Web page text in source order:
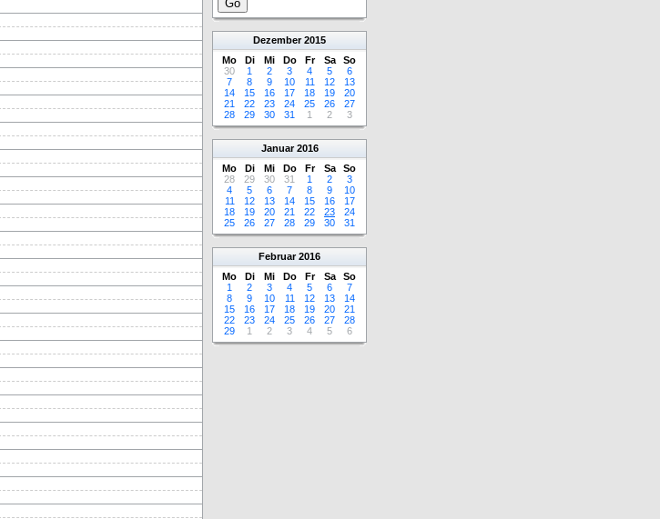
Dezember 2015
Mo
Di Mi Do Fr Sa
So
30
1 2 3 4 5
6
7
8 9 10 11 12
13
14
15 16 17 18 19
20
21
22 23 24 25 26
27
28
29 30 31 1 2 3
Januar 2016
Mo
Di Mi Do Fr Sa
So
28
29 30 31 1 2
3
4
5 6 7 8 9
10
11
12 13 14 15 16
17
18
19 20 21 22 23
24
25
26 27 28 29 30 31
Februar 2016
Mo
Di Mi Do Fr Sa
So
1
2 3 4 5 6
7
8
9 10 11 12 13
14
15
16 17 18 19 20
21
22
23 24 25 26 27
28
29
1 2 3 4 5 6